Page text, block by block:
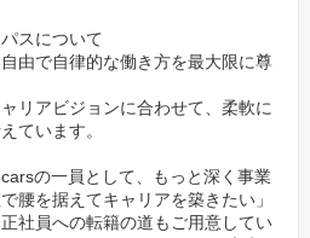
、プライベートの充実は不可欠。
生を送りましょう。
らゆる車種に触れ、技術を極
なく、国内外の多種多様な自動車
きな魅力です。
スについて
由で自律的な働き方を最大限に尊
リアビジョンに合わせて、柔軟に
ています。
の一員として、もっと深く事業
腰を据えてキャリアを築きたい」
社員への転籍の道もご用意してい